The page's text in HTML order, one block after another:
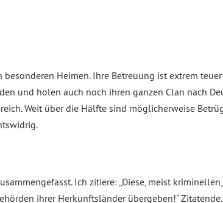
Heimen. Ihre Betreuung ist extrem
und holen auch noch ihren ganzen Clan nach
Weit über die Hälfte sind möglicherweise
Ich zitiere: „Diese, meist
ihrer Herkunftsländer übergeben!“